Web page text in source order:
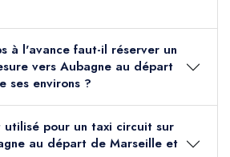
à l'avance faut-il réserver un
vers Aubagne au départ
ses environs ?
utilisé pour un taxi circuit sur
au départ de Marseille et